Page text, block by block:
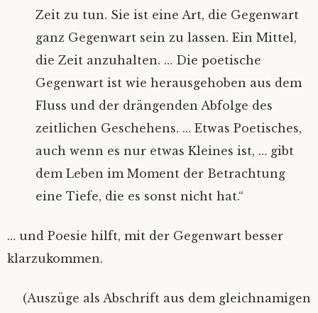
Zeit zu tun. Sie ist eine Art, die Gegenwart
ganz Gegenwart sein zu lassen. Ein Mittel,
die Zeit anzuhalten. … Die poetische
Gegenwart ist wie herausgehoben aus dem
Fluss und der drängenden Abfolge des
zeitlichen Geschehens. … Etwas Poetisches,
auch wenn es nur etwas Kleines ist, … gibt
dem Leben im Moment der Betrachtung
eine Tiefe, die es sonst nicht hat.“
… und Poesie hilft, mit der Gegenwart besser
klarzukommen.
(Auszüge als Abschrift aus dem gleichnamigen